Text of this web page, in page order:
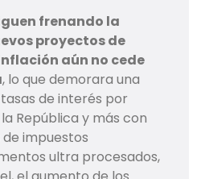
frenando la
proyectos de
aún no cede
, lo que demorara una
de interés por
República y más con
impuestos
ultra procesados,